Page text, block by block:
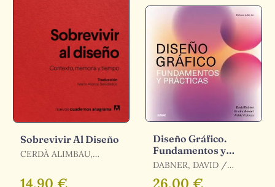
Sobrevivir Al Diseño
CERDÀ ALIMBAU,
14,90 €
Diseño Gráfico.
Fundamentos y
Prácticas (2025)
DABNER, DAVID /
STEWART, SANDRA
26,00 €